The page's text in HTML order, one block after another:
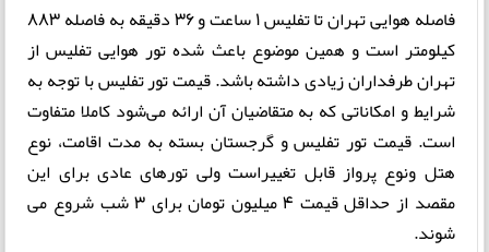
فاصله هوایی تهران تا تفلیس 1 ساعت و 36 دقیقه به فاصله 883
کیلومتر است و همین موضوع باعث شده تور هوایی تفلیس از
تهران طرفداران زیادی داشته باشد. قیمت تور تفلیس با توجه به
شرایط و امکاناتی که به متقاضیان آن ارائه می‌شود کاملا متفاوت
است. قیمت تور تفلیس و گرجستان بسته به مدت اقامت، نوع
هتل ونوع پرواز قابل تغییراست ولی تورهای عادی برای این
مقصد از حداقل قیمت ۴ میلیون تومان برای ۳ شب شروع می
شوند.